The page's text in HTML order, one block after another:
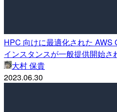
HPC 向けに最適化された AWS
インスタンスが一般提供開始さ
大村 保貴
2023.06.30